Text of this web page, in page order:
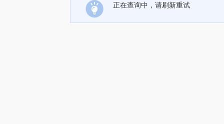
正在查询中，请刷新重试